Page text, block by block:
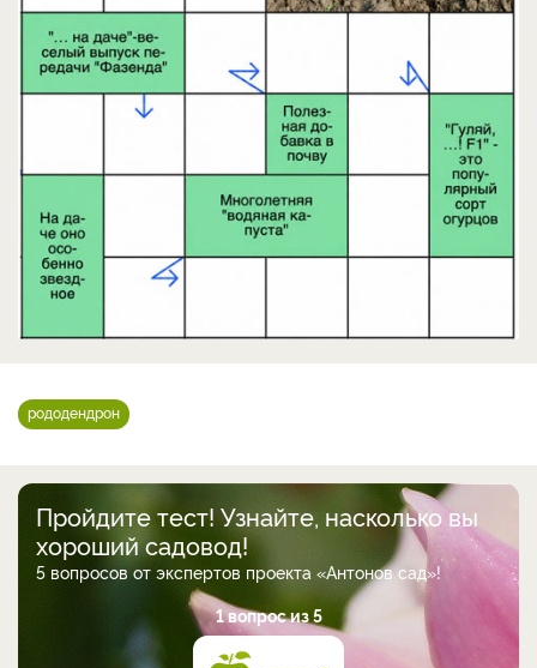
рододендрон
Пройдите тест! Узнайте, насколько вы
хороший садовод!
5 вопросов от экспертов проекта «Антонов сад»!
1 вопрос из 5